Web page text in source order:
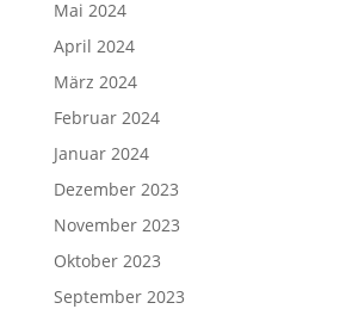
Mai 2024
April 2024
März 2024
Februar 2024
Januar 2024
Dezember 2023
November 2023
Oktober 2023
September 2023